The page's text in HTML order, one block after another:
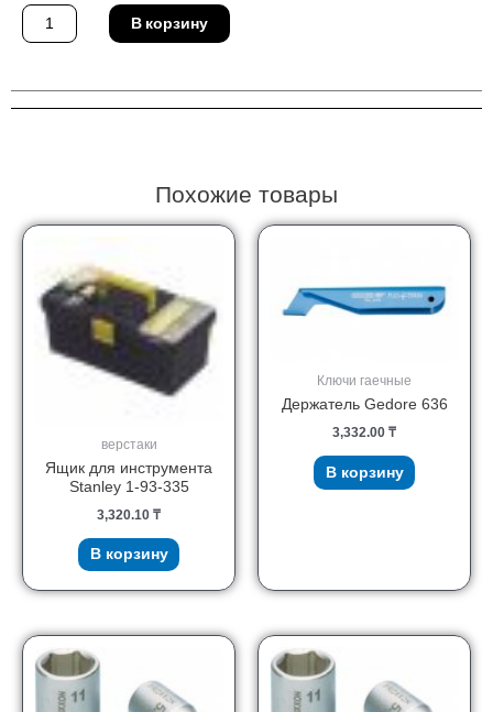
Количество
товара
Ключ
60
В корзину
Похожие товары
верстаки
Ящик для инструмента
Stanley 1-93-335
3,320.10 ₸
В корзину
Ключи гаечные
Держатель Gedore 636
3,332.00 ₸
В корзину